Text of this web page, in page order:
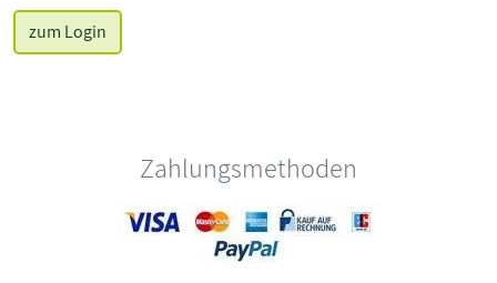
zum Login
Zahlungsmethoden